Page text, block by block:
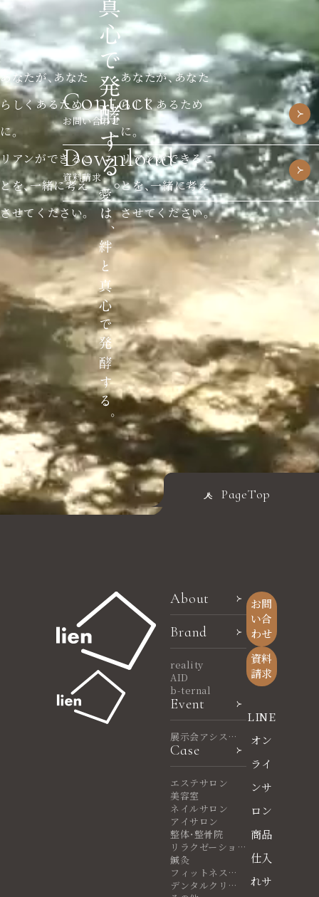
あなたが、あなた
らしくあるため
に。
リアンができるこ
とを、一緒に考え
させてください。
あなたが、あなた
らしくあるため
に。
リアンができるこ
とを、一緒に考え
させてください。
Contact
お問い合わせ
Download
資料請求
PageTop
About
Brand
reality
AID
b-ternal
Event
展示会アシスタ
ント
Case
エステサロン
美容室
ネイルサロン
アイサロン
整体・整骨院
リラクゼーショ
ンサロン
鍼灸
フィットネスヨ
ガ
デンタルクリニ
お問
い合
わせ
資料
請求
LINE
オン
ライ
ンサ
ロン
商品
仕入
れサ